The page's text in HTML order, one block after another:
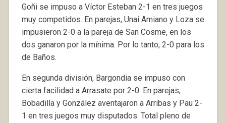
Goñi se impuso a Víctor Esteban 2-1 en tres juegos
muy competidos. En parejas, Unai Amiano y Loza se
impusieron 2-0 a la pareja de San Cosme, en los
dos ganaron por la mínima. Por lo tanto, 2-0 para los
de Baños.
En segunda división, Bargondia se impuso con
cierta facilidad a Arrasate por 2-0. En parejas,
Bobadilla y González aventajaron a Arribas y Pau 2-
1 en tres juegos muy disputados. Total pleno de